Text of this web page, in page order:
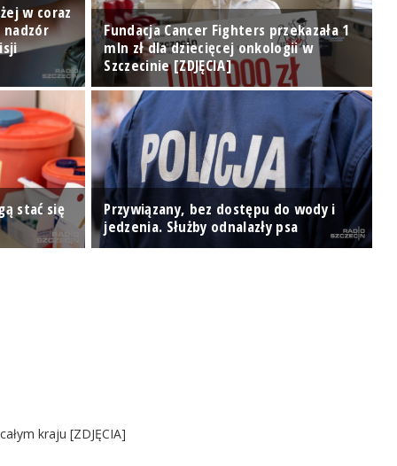
w coraz
nadzór
Fundacja Cancer Fighters przekazała 1
mln zł dla dziecięcej onkologii w
Szczecinie [ZDJĘCIA]
stać się
Przywiązany, bez dostępu do wody i
jedzenia. Służby odnalazły psa
kraju [ZDJĘCIA]